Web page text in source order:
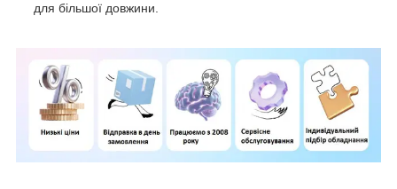
для більшої довжини.